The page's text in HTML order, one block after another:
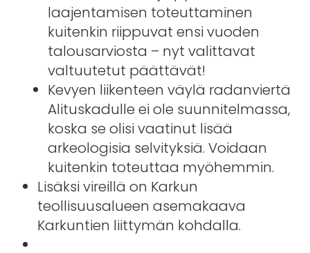
laajentamisen toteuttaminen
kuitenkin riippuvat ensi vuoden
talousarviosta – nyt valittavat
valtuutetut päättävät!
Kevyen liikenteen väylä radanviertä
Alituskadulle ei ole suunnitelmassa,
koska se olisi vaatinut lisää
arkeologisia selvityksiä. Voidaan
kuitenkin toteuttaa myöhemmin.
Lisäksi vireillä on Karkun
teollisuusalueen asemakaava
Karkuntien liittymän kohdalla.